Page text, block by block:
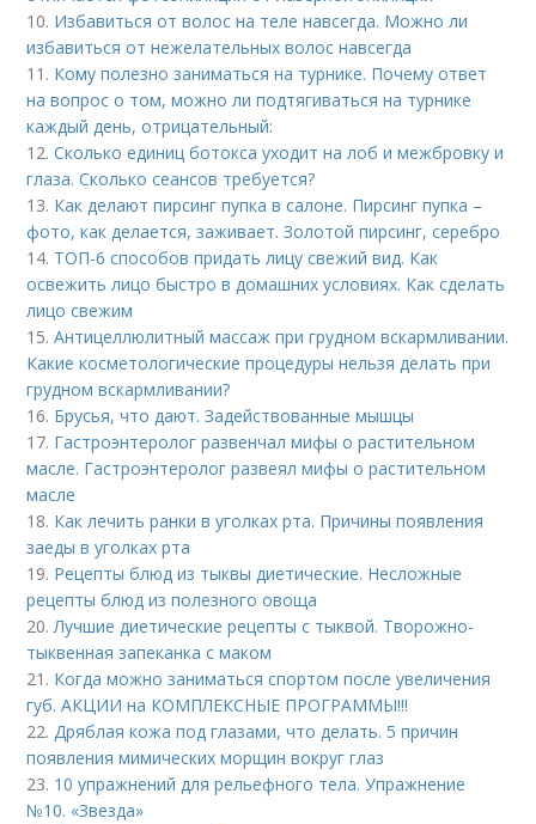
10. Избавиться от волос на теле навсегда. Можно ли
избавиться от нежелательных волос навсегда
11. Кому полезно заниматься на турнике. Почему ответ
на вопрос о том, можно ли подтягиваться на турнике
каждый день, отрицательный:
12.Сколько единиц ботокса уходит на лоб и межбровку и
глаза. Сколько сеансов требуется?
13. Как делают пирсинг пупка в салоне. Пирсинг пупка –
фото, как делается, заживает. Золотой пирсинг, серебро
14. ТОП-6 способов придать лицу свежий вид. Как
освежить лицо быстро в домашних условиях. Как сделать
лицо свежим
15.Антицеллюлитный массаж при грудном вскармливании.
Какие косметологические процедуры нельзя делать при
грудном вскармливании?
16. Брусья, что дают. Задействованные мышцы
17. Гастроэнтеролог развенчал мифы о растительном
масле. Гастроэнтеролог развеял мифы о растительном
масле
18. Как лечить ранки в уголках рта. Причины появления
заеды в уголках рта
19. Рецепты блюд из тыквы диетические. Несложные
рецепты блюд из полезного овоща
20.Лучшие диетические рецепты с тыквой. Творожно-
тыквенная запеканка с маком
21. Когда можно заниматься спортом после увеличения
губ. АКЦИИ на КОМПЛЕКСНЫЕ ПРОГРАММЫ!!!
22.Дряблая кожа под глазами, что делать. 5 причин
появления мимических морщин вокруг глаз
23. 10 упражнений для рельефного тела. Упражнение
№10. «Звезда»